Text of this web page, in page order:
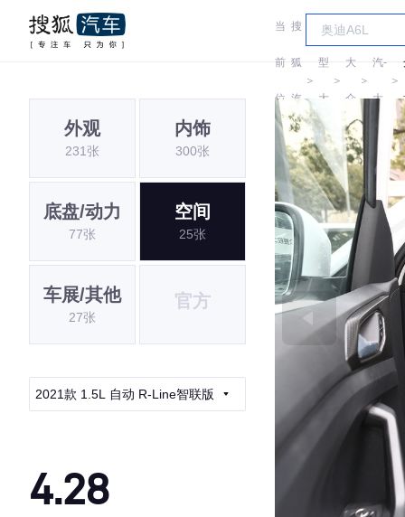
当
前
位
置:
搜
狐
汽
车
＞
车
型
大
全
＞
大
众
＞
汽-
大
众
＞
外观
231张
内饰
300张
底盘/动力
77张
空间
25张
车展/其他
27张
官方
2021款 1.5L 自动 R-Line智联版
4.28